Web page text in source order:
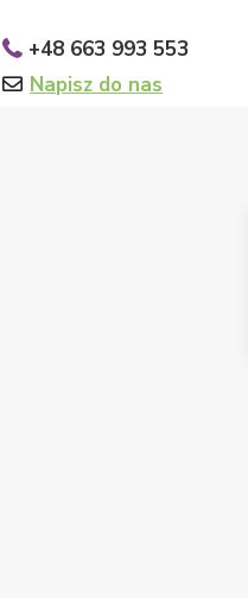
+48 663 993 553
Napisz do nas